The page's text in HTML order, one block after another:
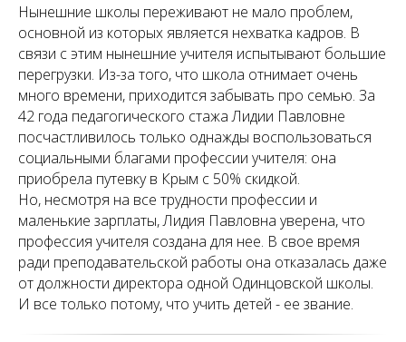
Нынешние школы переживают не мало проблем,
основной из которых является нехватка кадров. В
связи с этим нынешние учителя испытывают большие
перегрузки. Из-за того, что школа отнимает очень
много времени, приходится забывать про семью. За
42 года педагогического стажа Лидии Павловне
посчастливилось только однажды воспользоваться
социальными благами профессии учителя: она
приобрела путевку в Крым с 50% скидкой.
Но, несмотря на все трудности профессии и
маленькие зарплаты, Лидия Павловна уверена, что
профессия учителя создана для нее. В свое время
ради преподавательской работы она отказалась даже
от должности директора одной Одинцовской школы.
И все только потому, что учить детей - ее звание.